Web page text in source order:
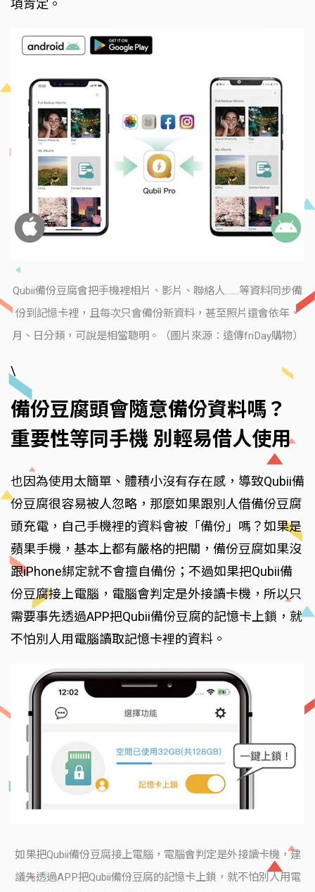
項肯定。
Qubii備份豆腐會把手機裡相片、影片、聯絡人……等資料同步備
份到記憶卡裡，且每次只會備份新資料，甚至照片還會依年、
月、日分類，可說是相當聰明。（圖片來源：遠傳friDay購物）
\
備份豆腐頭會隨意備份資料嗎？
重要性等同手機 別輕易借人使用
也因為使用太簡單、體積小沒有存在感，導致Qubii備
份豆腐很容易被人忽略，那麼如果跟別人借備份豆腐
頭充電，自己手機裡的資料會被「備份」嗎？如果是
蘋果手機，基本上都有嚴格的把關，備份豆腐如果沒
跟iPhone綁定就不會擅自備份；不過如果把Qubii備
份豆腐接上電腦，電腦會判定是外接讀卡機，所以只
需要事先透過APP把Qubii備份豆腐的記憶卡上鎖，就
不怕別人用電腦讀取記憶卡裡的資料。
如果把Qubii備份豆腐接上電腦，電腦會判定是外接讀卡機，建
議先透過APP把Qubii備份豆腐的記憶卡上鎖，就不怕別人用電